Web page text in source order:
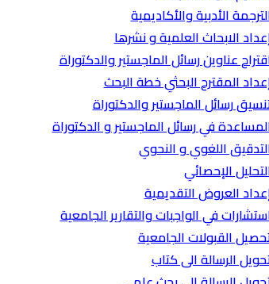
الأدبية والأكاديمية
الابحاث العلمية و نشرها
عناوين رسائل الماجستير والدكتوراة
المقترح البحثي خطة البحث
رسائل الماجستير والدكتوراة
في رسائل الماجستير و الدكتوراة
اللغوي و النحوي
الإحصائي
العروض التقديمية
في الواجبات والتقارير الجامعية
القبولات الجامعية
الرسالة الى كتاب